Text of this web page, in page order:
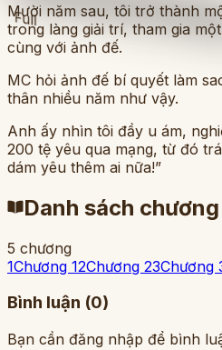
Full
Mười năm sau, tôi trở thành
trong làng giải trí, tham gia
cùng với ảnh đế.
MC hỏi ảnh đế bí quyết làm
thân nhiều năm như vậy.
Anh ấy nhìn tôi đầy u ám,
200 tệ yêu qua mạng, từ đó
dám yêu thêm ai nữa!”
Danh sách chương
5 chương
1Chương 12Chương 23Chương
Bình luận (0)
Bạn cần đăng nhập để bình